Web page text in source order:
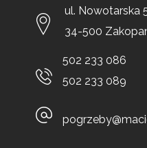
ul. Nowotarska
34-500
502 233 086
502 233 089